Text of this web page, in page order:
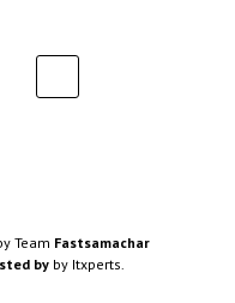
Team Fastsamachar
byby Itxperts.